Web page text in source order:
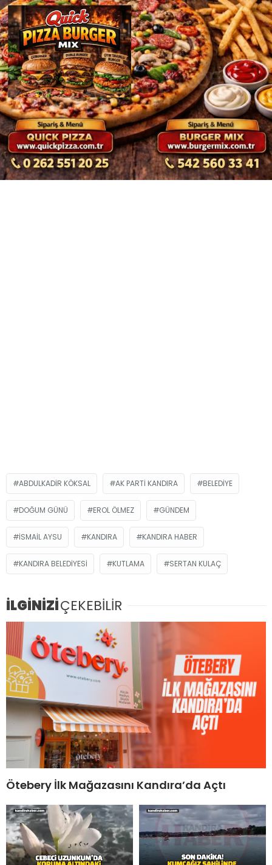
ABDULKADIR KÖKSAL AK PARTİ KANDIRA BELEDIYE
DOĞUM GÜNÜ EROL ÖLMEZ GÜNDEM
İSMAIL AYSU KANDIRA KANDIRA HABER
KANDIRA BELEDIYESI KUTLAMA SERTAN KULAÇ
İLGİNİZİÇEKEBİLİR
Ötebery İlk Mağazasını Kandıra’da Açtı